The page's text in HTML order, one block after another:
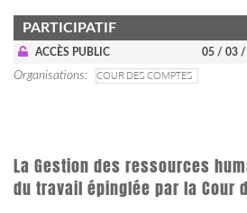
PARTICIPATIF
ACCÈS PUBLIC 05 / 03 /
Organisations COUR DES COMPTES
La Gestion des ressources
du travail épinglée par la Cour